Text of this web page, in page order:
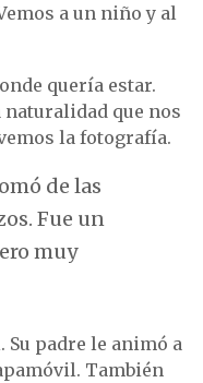
a un niño y al
quería estar.
naturalidad que nos
la fotografía.
de las
Fue un
muy
padre le animó a
También